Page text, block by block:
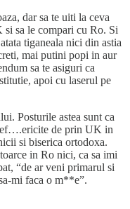
dar sa te uiti la ceva
sa le compari cu Ro. Si
tiganeala nici din astia
mai putini popi in aur
sa te asiguri ca
apoi cu laserul pe
Posturile astea sunt ca
de prin UK in
si biserica ortodoxa.
in Ro nici, ca sa imi
“de ar veni primarul si
mi faca o m**e”.